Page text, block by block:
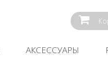
АКСЕССУАРЫ